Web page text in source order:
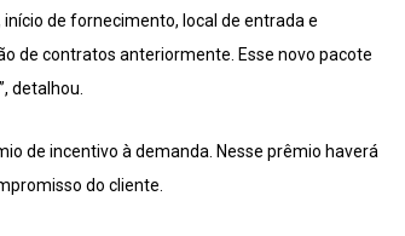
de fornecimento, local de entrada e
de contratos anteriormente. Esse novo pacote
detalhou.
de incentivo à demanda. Nesse prêmio haverá
do cliente.